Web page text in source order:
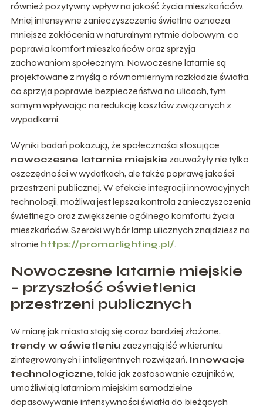
również pozytywny wpływ na jakość życia mieszkańców.
Mniej intensywne zanieczyszczenie świetlne oznacza
mniejsze zakłócenia w naturalnym rytmie dobowym, co
poprawia komfort mieszkańców oraz sprzyja
zachowaniom społecznym. Nowoczesne latarnie są
projektowane z myślą o równomiernym rozkładzie światła,
co sprzyja poprawie bezpieczeństwa na ulicach, tym
samym wpływając na redukcję kosztów związanych z
wypadkami.
Wyniki badań pokazują, że społeczności stosujące
nowoczesne latarnie miejskie zauważyły nie tylko
oszczędności w wydatkach, ale także poprawę jakości
przestrzeni publicznej. W efekcie integracji innowacyjnych
technologii, możliwa jest lepsza kontrola zanieczyszczenia
świetlnego oraz zwiększenie ogólnego komfortu życia
mieszkańców. Szeroki wybór lamp ulicznych znajdziesz na
stronie https://promarlighting.pl/.
Nowoczesne latarnie miejskie
– przyszłość oświetlenia
przestrzeni publicznych
W miarę jak miasta stają się coraz bardziej złożone,
trendy w oświetleniu zaczynają iść w kierunku
zintegrowanych i inteligentnych rozwiązań. Innowacje
technologiczne, takie jak zastosowanie czujników,
umożliwiają latarniom miejskim samodzielne
dopasowywanie intensywności światła do bieżących